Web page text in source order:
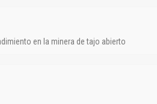
en la minera de tajo abierto